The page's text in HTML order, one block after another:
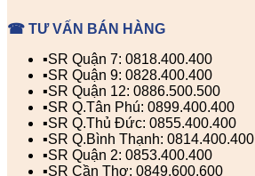
☎ TƯ VẤN BÁN HÀNG
▪️SR Quận 7: 0818.400.400
▪️SR Quận 9: 0828.400.400
▪️SR Quận 12: 0886.500.500
▪️SR Q.Tân Phú: 0899.400.400
▪️SR Q.Thủ Đức: 0855.400.400
▪️SR Q.Bình Thạnh: 0814.400.400
▪️SR Quận 2: 0853.400.400
▪️SR Cần Thơ: 0849.600.600